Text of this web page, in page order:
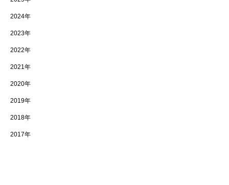
2024年
2023年
2022年
2021年
2020年
2019年
2018年
2017年